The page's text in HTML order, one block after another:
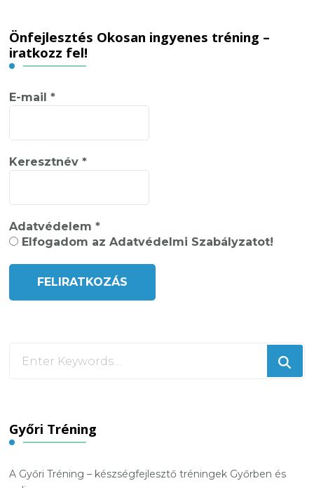
Önfejlesztés Okosan ingyenes tréning –
iratkozz fel!
E-mail*
Keresztnév*
Adatvédelem*
Elfogadom az Adatvédelmi Szabályzatot!
Győri Tréning
A Győri Tréning – készségfejlesztő tréningek Győrben és